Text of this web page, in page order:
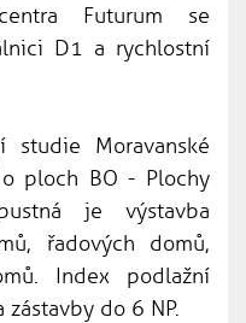
Futurum se
D1 a rychlostní
Moravanské
ploch BO - Plochy
je výstavba
řadových domů,
Index podlažní
zástavby do 6 NP.